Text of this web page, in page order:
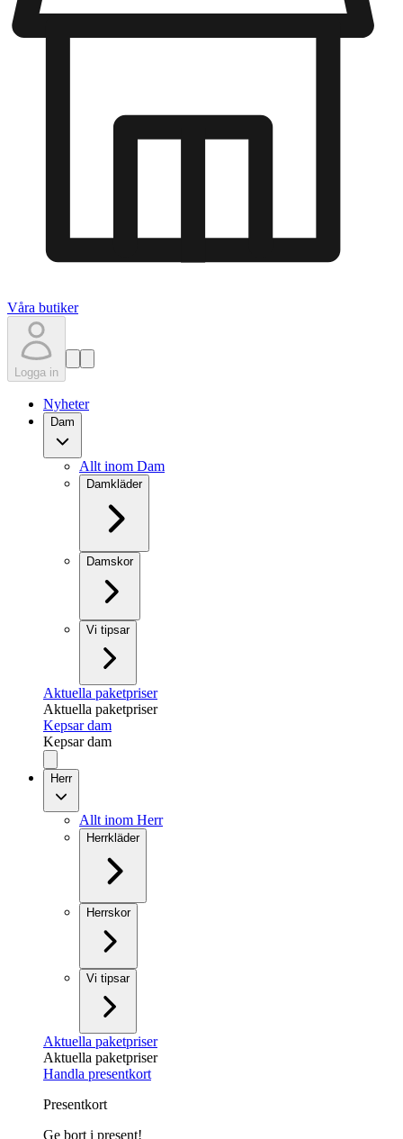
Våra butiker
Logga in
Nyheter
Dam
Allt inom Dam
Damkläder
Damskor
Vi tipsar
Aktuella paketpriser
Aktuella paketpriser
Kepsar dam
Kepsar dam
Herr
Allt inom Herr
Herrkläder
Herrskor
Vi tipsar
Aktuella paketpriser
Aktuella paketpriser
Handla presentkort
Presentkort
Ge bort i present!